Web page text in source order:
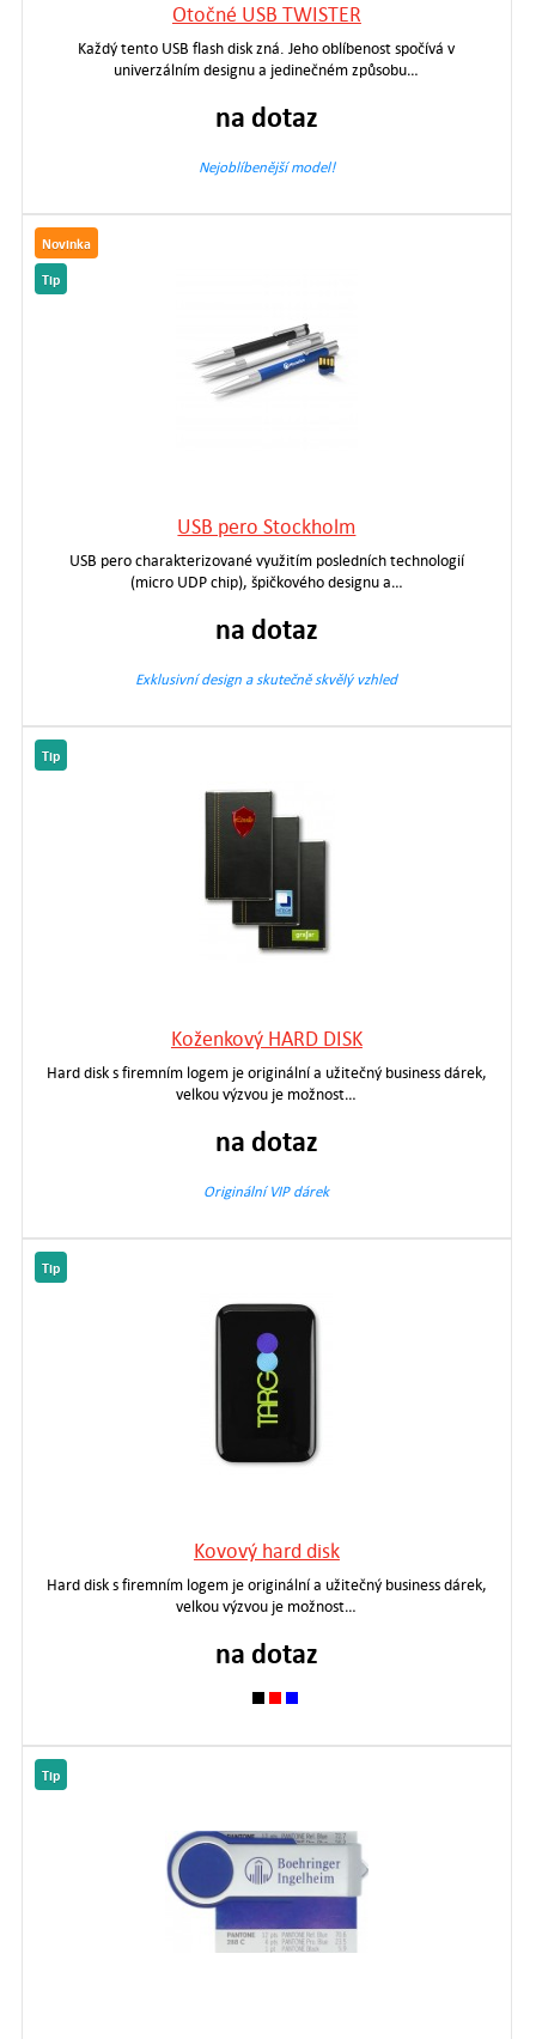
Otočné USB TWISTER
Každý tento USB flash disk zná. Jeho oblíbenost spočívá v
univerzálním designu a jedinečném způsobu…
na dotaz
Nejoblíbenější model!
Novinka
Tip
USB pero Stockholm
USB pero charakterizované využitím posledních technologií
(micro UDP chip), špičkového designu a…
na dotaz
Exklusivní design a skutečně skvělý vzhled
Tip
Koženkový HARD DISK
Hard disk s firemním logem je originální a užitečný business dárek,
velkou výzvou je možnost…
na dotaz
Originální VIP dárek
Tip
Kovový hard disk
Hard disk s firemním logem je originální a užitečný business dárek,
velkou výzvou je možnost…
na dotaz
Tip